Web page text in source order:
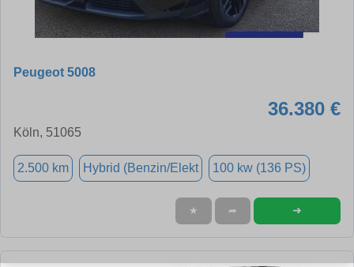
Peugeot 5008
36.380 €
Köln, 51065
2.500 km Hybrid (Benzin/Elekt 100 kw (136 PS)
★ ➦ ➜